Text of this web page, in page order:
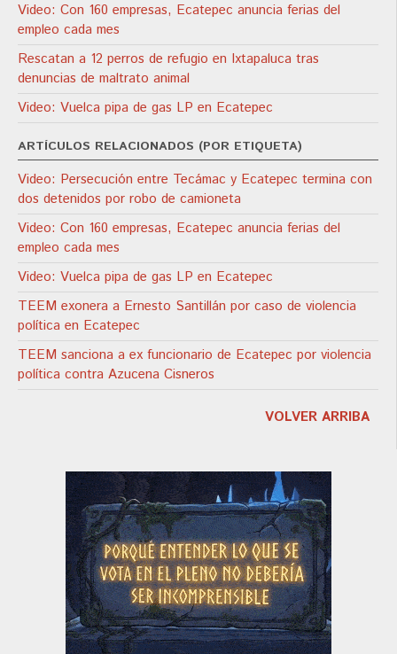
Video: Con 160 empresas, Ecatepec anuncia ferias del
empleo cada mes
Rescatan a 12 perros de refugio en Ixtapaluca tras
denuncias de maltrato animal
Video: Vuelca pipa de gas LP en Ecatepec
ARTÍCULOS RELACIONADOS (POR ETIQUETA)
Video: Persecución entre Tecámac y Ecatepec termina con
dos detenidos por robo de camioneta
Video: Con 160 empresas, Ecatepec anuncia ferias del
empleo cada mes
Video: Vuelca pipa de gas LP en Ecatepec
TEEM exonera a Ernesto Santillán por caso de violencia
política en Ecatepec
TEEM sanciona a ex funcionario de Ecatepec por violencia
política contra Azucena Cisneros
VOLVER ARRIBA